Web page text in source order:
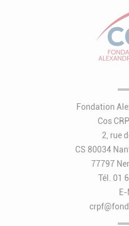
Fondation
Cos
2, rue
CS 80034
77797
Tél. 01